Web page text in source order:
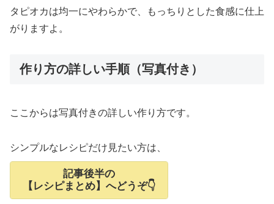
タピオカは均一にやわらかで、もっちりとした食感に仕上
がりますよ。
作り方の詳しい手順（写真付き）
ここからは写真付きの詳しい作り方です。
シンプルなレシピだけ見たい方は、
記事後半の
【レシピまとめ】へどうぞ👇